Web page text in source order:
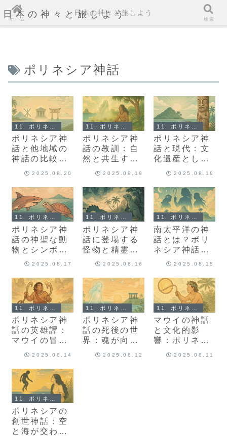
日本の神々と旅しよう
ポリネシア神話
ポリネシア神
話と他地域の
神話の比較：
2025.08.20
ポリネシア神
話の教訓：自
然と共生する
2025.08.19
ポリネシア神
話と現代：文
化遺産として
2025.08.18
ポリネシア神
話の神聖な動
物とシンボ
ル：サメや亀
2025.08.17
ポリネシア神
話に登場する
怪物と精霊た
ち：伝説の生
2025.08.16
南太平洋の神
話とは？ポリ
ネシア神話の
基礎と魅力
2025.08.15
ポリネシア神
話の英雄譚：
マウイの冒険
2025.08.14
ポリネシア神
話の死後の世
界：魂が向か
2025.08.12
マウイの神話
と文化的影
響：ポリネシ
2025.08.11
ポリネシアの
創世神話：空
と海が交わる
ホーム
日本の神々と旅しよう
検索